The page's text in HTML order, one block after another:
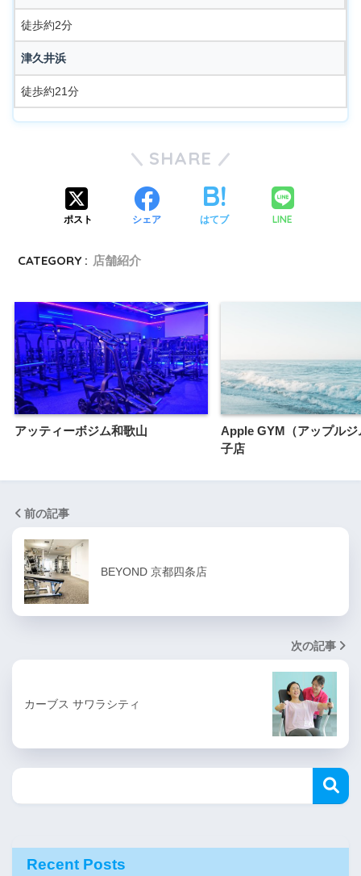
徒歩約2分
津久井浜
徒歩約21分
SHARE
ポスト シェア はてブ LINE
CATEGORY : 店舗紹介
アッティーボジム和歌山
Apple GYM（アップルジ
子店
前の記事
BEYOND 京都四条店
次の記事
カーブス サワラシティ
Recent Posts